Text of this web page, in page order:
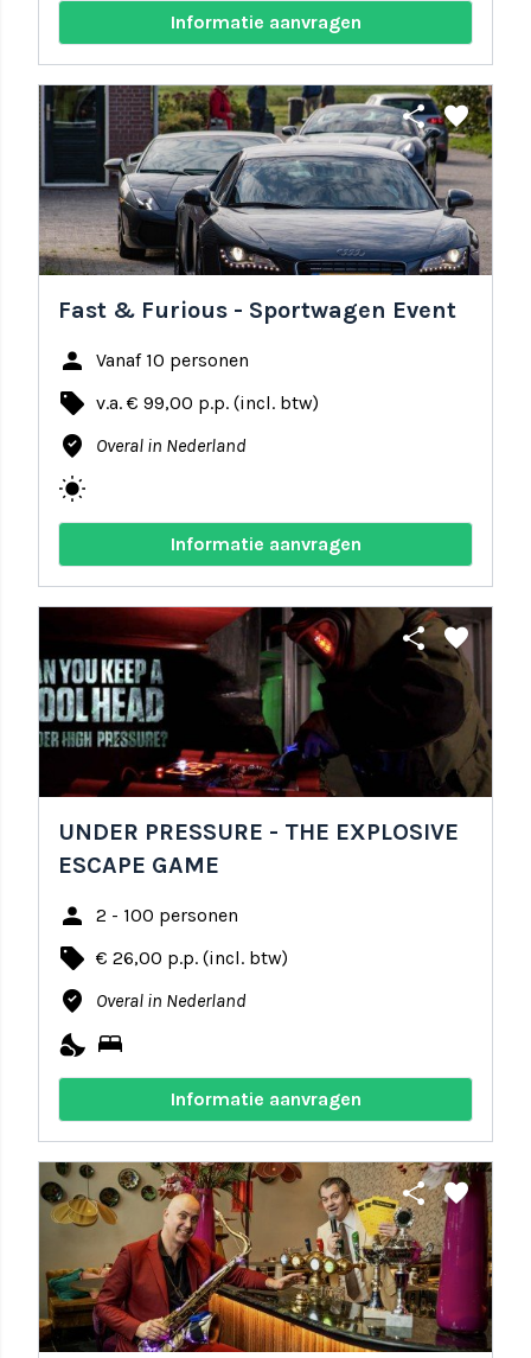
Informatie aanvragen
share favorite
Fast & Furious - Sportwagen Event
person Vanaf 10 personen
local_offer v.a. € 99,00 p.p. (incl. btw)
where_to_vote Overal in Nederland
wb_sunny
Informatie aanvragen
share favorite
UNDER PRESSURE - THE EXPLOSIVE
ESCAPE GAME
person 2 - 100 personen
local_offer € 26,00 p.p. (incl. btw)
where_to_vote Overal in Nederland
nights_stay bed
Informatie aanvragen
share favorite